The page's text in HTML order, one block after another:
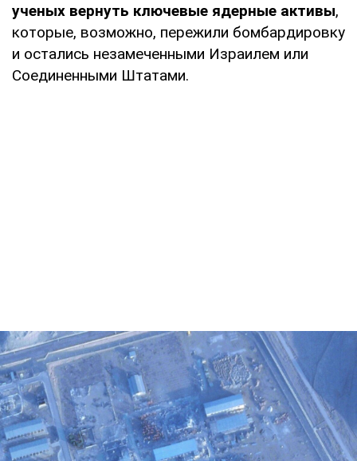
ученых вернуть ключевые ядерные активы,
которые, возможно, пережили бомбардировку
и остались незамеченными Израилем или
Соединенными Штатами.